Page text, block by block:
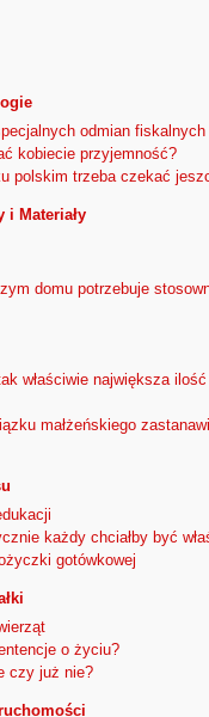
odmian fiskalnych
kobiecie przyjemność?
polskim trzeba czekać
i Materiały
domu potrzebuje
właściwie największa
małżeńskiego
każdy chciałby być
gotówkowej
o życiu?
czy już nie?